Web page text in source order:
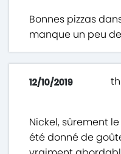
Bonnes pizzas
manque un peu
12/10/2019
Nickel, sûrement
été donné de